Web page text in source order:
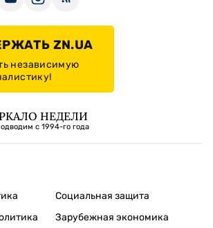
ZN.UA
независимую
НЕДЕЛИ
с 1994-го года
Социальная защита
Зарубежная экономика